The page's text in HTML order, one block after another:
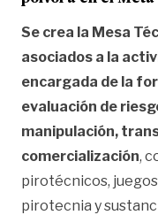
Se crea la Mesa
asociados a la
encargada de la
evaluación de
manipulación,
comercialización,
pirotécnicos,
pirotecnia y